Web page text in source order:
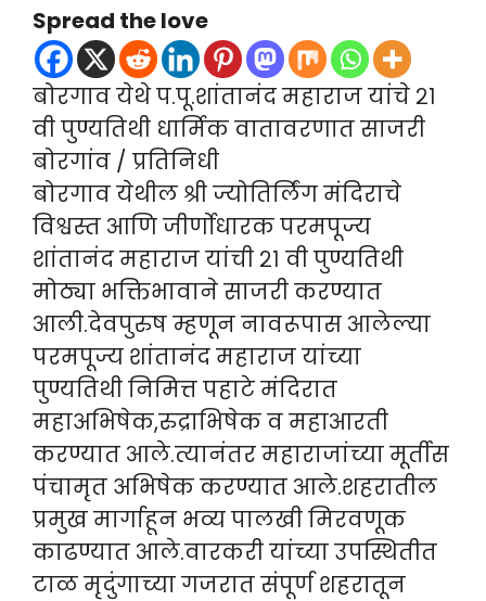
Spread the love
बोरगाव येथे प.पू.शांतानंद महाराज यांचे २१
वी पुण्यतिथी धार्मिक वातावरणात साजरी
बोरगांव / प्रतिनिधी
बोरगाव येथील श्री ज्योतिर्लिंग मंदिराचे
विश्वस्त आणि जीर्णोधारक परमपूज्य
शांतानंद महाराज यांची २१ वी पुण्यतिथी
मोठ्या भक्तिभावाने साजरी करण्यात
आली.देवपुरुष म्हणून नावरूपास आलेल्या
परमपूज्य शांतानंद महाराज यांच्या
पुण्यतिथी निमित्त पहाटे मंदिरात
महाअभिषेक,रुद्राभिषेक व महाआरती
करण्यात आले.त्यानंतर महाराजांच्या मूर्तीस
पंचामृत अभिषेक करण्यात आले.शहरातील
प्रमुख मार्गाहून भव्य पालखी मिरवणूक
काढण्यात आले.वारकरी यांच्या उपस्थितीत
टाळ मृदुंगाच्या गजरात संपूर्ण शहरातून